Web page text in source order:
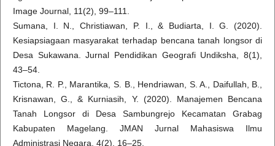
Image Journal, 11(2), 99–111.
Sumana, I. N., Christiawan, P. I., & Budiarta, I. G. (2020).
Kesiapsiagaan masyarakat terhadap bencana tanah longsor di
Desa Sukawana. Jurnal Pendidikan Geografi Undiksha, 8(1),
43–54.
Tictona, R. P., Marantika, S. B., Hendriawan, S. A., Daifullah, B.,
Krisnawan, G., & Kurniasih, Y. (2020). Manajemen Bencana
Tanah Longsor di Desa Sambungrejo Kecamatan Grabag
Kabupaten Magelang. JMAN Jurnal Mahasiswa Ilmu
Administrasi Negara, 4(2), 16–25.